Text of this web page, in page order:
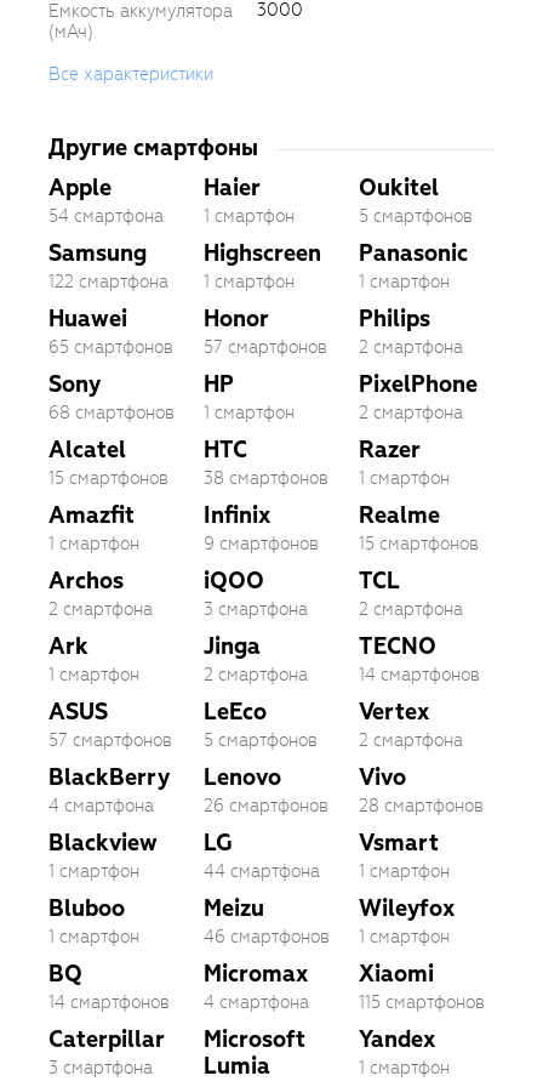
Емкость аккумулятора
(мАч)
3000
Все характеристики
Другие смартфоны
Apple
54 смартфона
Samsung
122 смартфона
Huawei
65 смартфонов
Sony
68 смартфонов
Alcatel
15 смартфонов
Amazfit
1 смартфон
Archos
2 смартфона
Ark
1 смартфон
ASUS
57 смартфонов
BlackBerry
4 смартфона
Blackview
1 смартфон
Bluboo
1 смартфон
BQ
14 смартфонов
Caterpillar
3 смартфона
Haier
1 смартфон
Highscreen
1 смартфон
Honor
57 смартфонов
HP
1 смартфон
HTC
38 смартфонов
Infinix
9 смартфонов
iQOO
3 смартфона
Jinga
2 смартфона
LeEco
5 смартфонов
Lenovo
26 смартфонов
LG
44 смартфона
Meizu
46 смартфонов
Micromax
4 смартфона
Microsoft
Lumia
Oukitel
5 смартфонов
Panasonic
1 смартфон
Philips
2 смартфона
PixelPhone
2 смартфона
Razer
1 смартфон
Realme
15 смартфонов
TCL
2 смартфона
TECNO
14 смартфонов
Vertex
2 смартфона
Vivo
28 смартфонов
Vsmart
1 смартфон
Wileyfox
1 смартфон
Xiaomi
115 смартфонов
Yandex
1 смартфон